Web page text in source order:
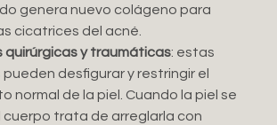
genera nuevo colágeno para
cicatrices del acné.
quirúrgicas y traumáticas: estas
desfigurar y restringir el
normal de la piel. Cuando la piel se
cuerpo trata de arreglarla con